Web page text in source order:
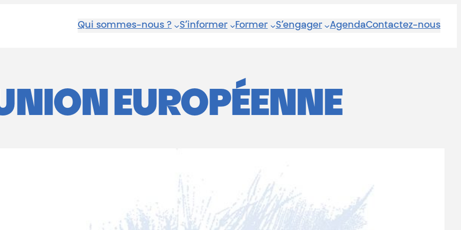
Qui sommes-nous ? S’informer Former S’engager AgendaContactez-nous
EUROPÉENNE